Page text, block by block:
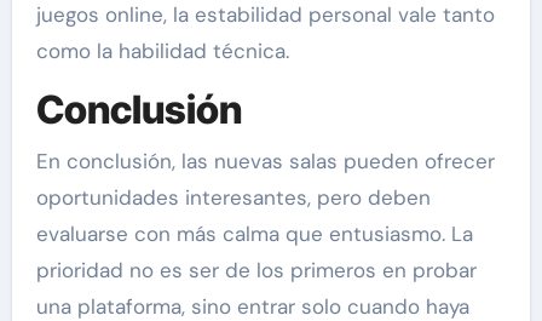
juegos online, la estabilidad personal vale tanto
como la habilidad técnica.
Conclusión
En conclusión, las nuevas salas pueden ofrecer
oportunidades interesantes, pero deben
evaluarse con más calma que entusiasmo. La
prioridad no es ser de los primeros en probar
una plataforma, sino entrar solo cuando haya